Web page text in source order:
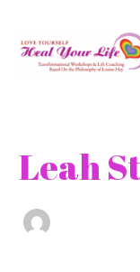
conteúdo
Leah